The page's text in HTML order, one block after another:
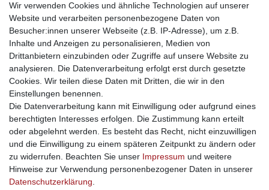
weitere Shops
traumlampen- Lampen und Kronleuchter
kinderwagencenter- Exklusive und günstige Kinderwagen
gastrogeraete24- alles für Gastronomie und Imbiss
soziale Medien
Facebook
sicher einkaufen
Sichere Bestellung und Zahlung via SSL Verschlüsselung
Wir verwenden Cookies und ähnliche Technologien auf unserer
Website und verarbeiten personenbezogene Daten von
Besucher:innen unserer Webseite (z.B. IP-Adresse), um z.B.
Inhalte und Anzeigen zu personalisieren, Medien von
Drittanbietern einzubinden oder Zugriffe auf unsere Website zu
analysieren. Die Datenverarbeitung erfolgt erst durch gesetzte
Cookies. Wir teilen diese Daten mit Dritten, die wir in den
Einstellungen benennen.
Die Datenverarbeitung kann mit Einwilligung oder aufgrund eines
berechtigten Interesses erfolgen. Die Zustimmung kann erteilt
oder abgelehnt werden. Es besteht das Recht, nicht einzuwilligen
und die Einwilligung zu einem späteren Zeitpunkt zu ändern oder
zu widerrufen. Beachten Sie unser Impressum und weitere
Hinweise zur Verwendung personenbezogener Daten in unserer
Daten­schutz­erklärung